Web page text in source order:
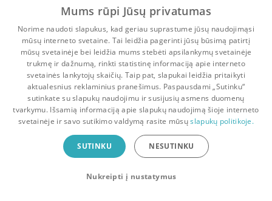
istorijų apie karių
moteris iš viso
pasaulio
Aušra Mažonė
11 21
Pradinis Krepšelis Pokalbiai Pranešimai Paskyra
Bookswap programėlė
Mainykis knygomis dar patogiau!
Uždaryti
Mums rūpi Jūsų privatumas
Norime naudoti slapukus, kad geriau suprastume jūsų naudojimąsi
mūsų interneto svetaine. Tai leidžia pagerinti jūsų būsimą patirtį
mūsų svetainėje bei leidžia mums stebėti apsilankymų svetainėje
trukmę ir dažnumą, rinkti statistinę informaciją apie interneto
svetainės lankytojų skaičių. Taip pat, slapukai leidžia pritaikyti
aktualesnius reklaminius pranešimus. Paspausdami „Sutinku“
sutinkate su slapukų naudojimu ir susijusių asmens duomenų
tvarkymu. Išsamią informaciją apie slapukų naudojimą šioje interneto
svetainėje ir savo sutikimo valdymą rasite mūsųslapukų politikoje.
SUTINKU NESUTINKU
Nukreipti į nustatymus